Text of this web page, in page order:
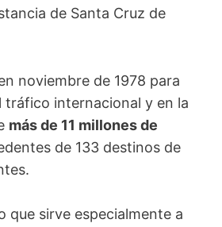
de Santa Cruz de
noviembre de 1978 para
tráfico internacional y en la
más de 11 millones de
de 133 destinos de
que sirve especialmente a